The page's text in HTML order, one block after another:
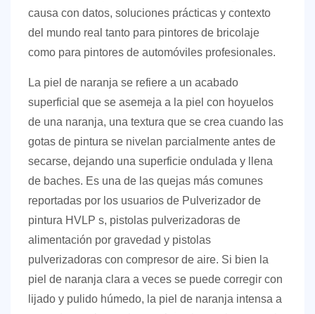
de
presión
la
variable
número
uno
en
rendimiento
HVLP
2.1
Demasiado
bajo:
atomización
deficiente
2.2
causa con datos, soluciones prácticas y contexto
del mundo real tanto para pintores de bricolaje
como para pintores de automóviles profesionales.
La piel de naranja se refiere a un acabado
superficial que se asemeja a la piel con hoyuelos
de una naranja, una textura que se crea cuando las
gotas de pintura se nivelan parcialmente antes de
secarse, dejando una superficie ondulada y llena
de baches. Es una de las quejas más comunes
reportadas por los usuarios de Pulverizador de
pintura HVLP s, pistolas pulverizadoras de
alimentación por gravedad y pistolas
pulverizadoras con compresor de aire. Si bien la
piel de naranja clara a veces se puede corregir con
lijado y pulido húmedo, la piel de naranja intensa a